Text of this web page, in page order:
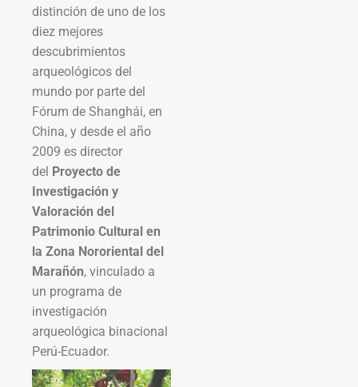
distinción de uno de los
diez mejores
descubrimientos
arqueológicos del
mundo por parte del
Fórum de Shanghái, en
China, y desde el año
2009 es director
del Proyecto de
Investigación y
Valoración del
Patrimonio Cultural en
la Zona Nororiental del
Marañón, vinculado a
un programa de
investigación
arqueológica binacional
Perú-Ecuador.